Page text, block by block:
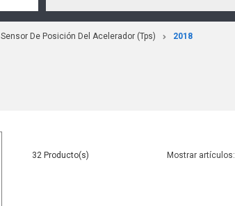
Sensor De Posición Del Acelerador (Tps) 2018
32 Mostrar artículos: